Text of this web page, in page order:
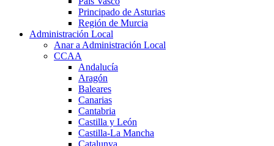
Principado de Asturias
Región de Murcia
Administración Local
Anar a Administración Local
CCAA
Andalucía
Aragón
Baleares
Canarias
Cantabria
Castilla y León
Castilla-La Mancha
Catalunya